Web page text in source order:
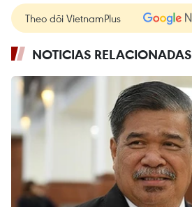
Theo dõi VietnamPlus
NOTICIAS RELACIONADAS